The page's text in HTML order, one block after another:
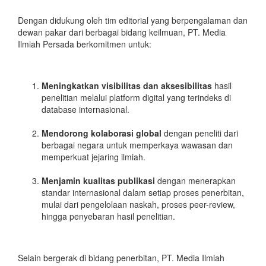
Dengan didukung oleh tim editorial yang berpengalaman dan
dewan pakar dari berbagai bidang keilmuan, PT. Media
Ilmiah Persada berkomitmen untuk:
Meningkatkan visibilitas dan aksesibilitas hasil
penelitian melalui platform digital yang terindeks di
database internasional.
Mendorong kolaborasi global dengan peneliti dari
berbagai negara untuk memperkaya wawasan dan
memperkuat jejaring ilmiah.
Menjamin kualitas publikasi dengan menerapkan
standar internasional dalam setiap proses penerbitan,
mulai dari pengelolaan naskah, proses peer-review,
hingga penyebaran hasil penelitian.
Selain bergerak di bidang penerbitan, PT. Media Ilmiah